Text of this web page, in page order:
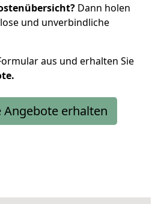
Dann holen
und unverbindliche
aus und erhalten Sie
Angebote erhalten